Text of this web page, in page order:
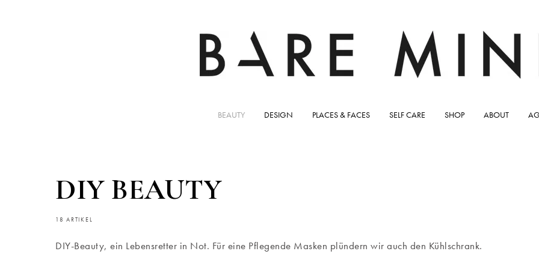
BEAUTY DESIGN PLACES & FACES SELF CARE SHOP ABOUT
DIY BEAUTY
18 ARTIKEL
DIY-Beauty, ein Lebensretter in Not. Für eine Pflegende Masken plündern wir auch den Kühlschrank.